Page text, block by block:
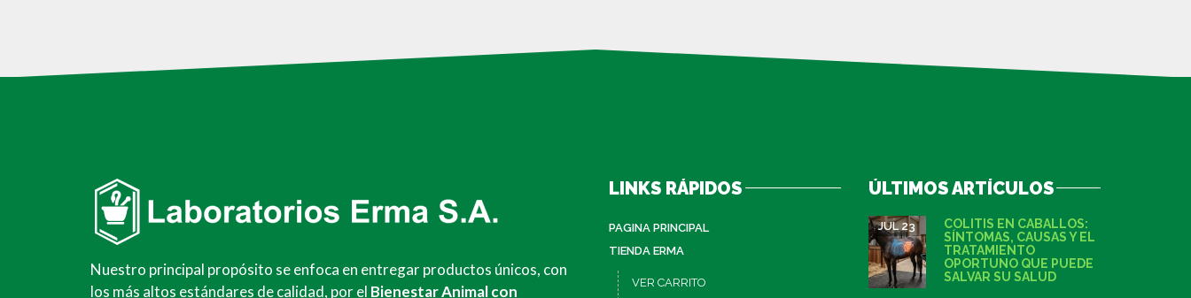
Nuestro principal propósito se enfoca en entregar productos únicos, con
los más altos estándares de calidad, por el Bienestar Animal con
LINKS RÁPIDOS
PAGINA PRINCIPAL
TIENDA ERMA
VER CARRITO
ÚLTIMOS ARTÍCULOS
COLITIS EN CABALLOS:
SÍNTOMAS, CAUSAS Y EL
TRATAMIENTO
OPORTUNO QUE PUEDE
SALVAR SU SALUD
JUL 23